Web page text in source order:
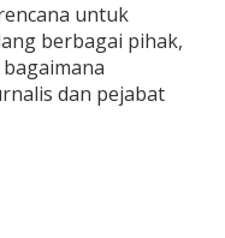
untuk
berbagai pihak,
dan pejabat